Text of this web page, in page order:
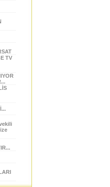
TV